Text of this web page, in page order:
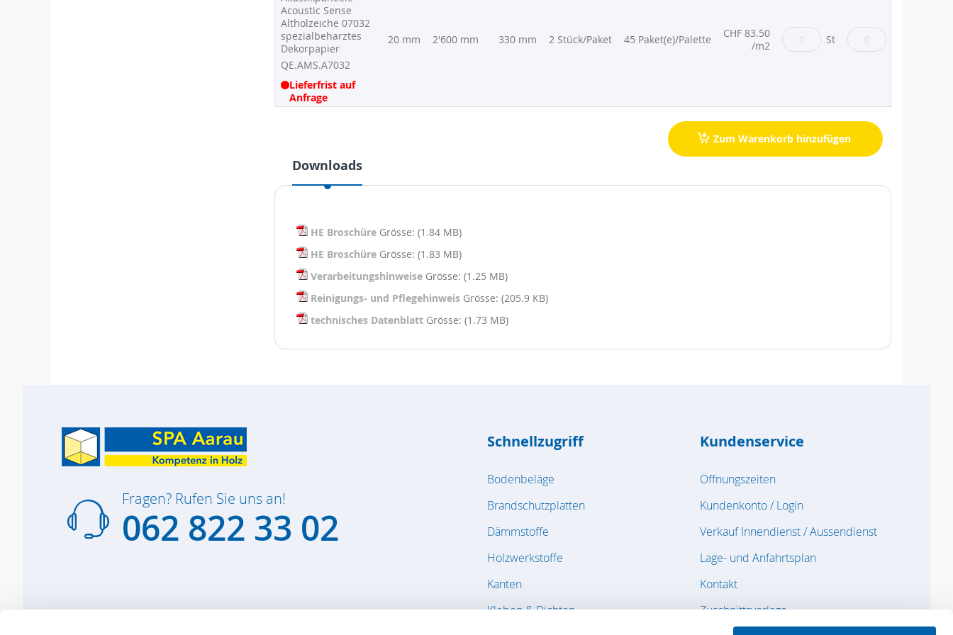
Artikel
Acoustic Sense
Altholzeiche 07032
spezialbeharztes
Dekorpapier
QE.AMS.A7032
Lieferfrist auf
Anfrage
20 mm 2'600 mm 330 mm 2 Stück/Paket 45 Paket(e)/Palette
CHF 83.50
/m2
St
Zum Warenkorb hinzufügen
Downloads
HE Broschüre Grösse: (1.84 MB)
HE Broschüre Grösse: (1.83 MB)
Verarbeitungshinweise Grösse: (1.25 MB)
Reinigungs- und Pflegehinweis Grösse: (205.9 KB)
technisches Datenblatt Grösse: (1.73 MB)
Fragen? Rufen Sie uns an!
062 822 33 02
Schnellzugriff
Bodenbeläge
Brandschutzplatten
Dämmstoffe
Holzwerkstoffe
Kanten
Kleben & Dichten
Kundenservice
Öffnungszeiten
Kundenkonto / Login
Verkauf Innendienst / Aussendienst
Lage- und Anfahrtsplan
Kontakt
Zuschnittsvorlage